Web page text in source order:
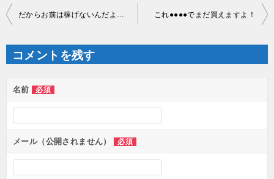
投
稿
ナ
ゲ
ー
シ
ン
これ●●●●でまだ買えますよ！
コメントを残す
名前 必須
メール（公開されません） 必須